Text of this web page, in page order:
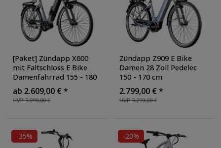
[Paket] Zündapp X600
mit Faltschloss E Bike
Damenfahrrad 155 - 180
cm Stadtrad Pedelec 7
Gang Shimano Schaltung
Cityrad mit Bosch
Faltschloss, Farbe:
grau/blau
UVP 3.999,00 €
ab 2.609,00 € *
Zündapp Z909 E Bike
Damen 28 Zoll Pedelec
150 - 170 cm
Elektrofahrrad Bosch
Damenfahrrad mit 7
Gang Schaltung E Fahrrad
UVP 3.299,00 €
2.799,00 € *
-35% -20%